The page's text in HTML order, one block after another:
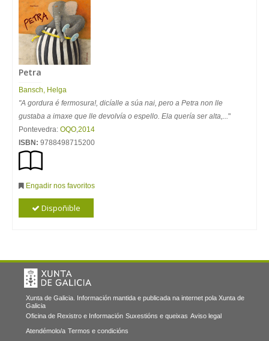
Petra
Bansch, Helga
"A gordura é fermosura!, dicíalle a súa nai, pero a Petra non lle
gustaba a imaxe que lle devolvía o espello. Ela quería ser alta,..."
Pontevedra: OQO,2014
ISBN: 9788498715200
Engadir nos favoritos
Dispoñible
Xunta de Galicia. Información mantida e publicada na internet pola Xunta de
Galicia
Oficina de Rexistro e Información Suxestións e queixas Aviso legal
Atendémolo/a Termos e condicións